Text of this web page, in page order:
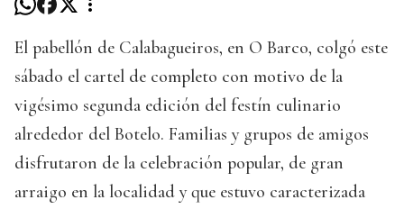
El pabellón de Calabagueiros, en O Barco, colgó este
sábado el cartel de completo con motivo de la
vigésimo segunda edición del festín culinario
alrededor del Botelo. Familias y grupos de amigos
disfrutaron de la celebración popular, de gran
arraigo en la localidad y que estuvo caracterizada